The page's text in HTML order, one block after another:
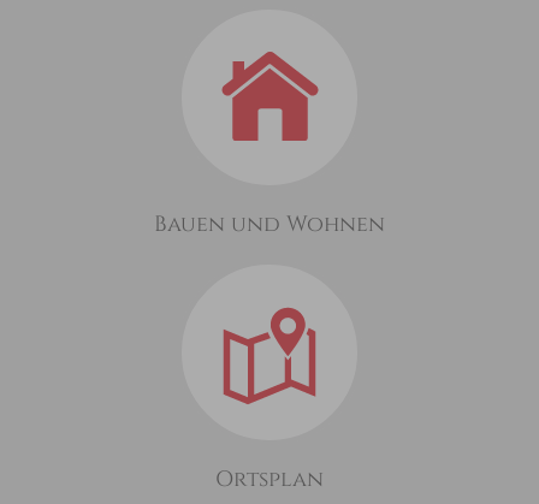
Bauen und Wohnen
Ortsplan